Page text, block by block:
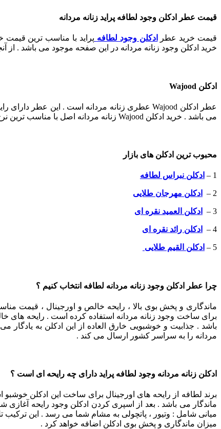
قیمت عطر ادکلن وجود لطافه پراید زنانه مردانه
قیمت خرید عطر ادکلن وجود لطافه پراید با مناسب ترین قیمت
خرید ادکلن وجود زنانه مردانه در این صفحه موجود می باشد .
ادکلن Wajood
می باشد . خرید ادکلن Wajood زنانه مردانه اصل با مناسب ترین نرخ در دسترس است . ادکلن Wajood یکی از جذاب ترین و خوشبو ترین عطر های زنانه مردانه عربی می باشد .
محبوب ترین ادکلن های بازار
1 – ادکلن نبراس لطافه
2 – ادکلن مهرجان طلایی
3 – ادکلن العمید نقره ای
4 – ادکلن رائد نقره ای
5 – ادکلن القیم طلایی
چرا عطر ادکلن وجود زنانه مردانه لطافه انتخاب کنیم ؟
ماندگاری و پخش بوی بالا ، رایحه خالص و اورجینال ، قیمت
برای ساخت وجود زنانه مردانه استفاده کرده است . رایحه های
باشد . جذابیت و خوشبویی خارق العاده از این ادکلن به یادگار
مردانه را به سراسر کشور ارسال می کند .
ادکلن زنانه مردانه وجود لطافه پراید دارای چه رایحه ای است ؟
برند لطافه از رایحه های اورجینال برای ساخت این ادکلن
ماندگار می باشد . بعد از اسپری کردن ادکلن وجود رایحه
میانی شامل : وتیور ، پاتچولی به مشام شما می رسد . این ترکیب
میزان ماندگاری و پخش بوی ادکلن اضافه خواهد کرد .